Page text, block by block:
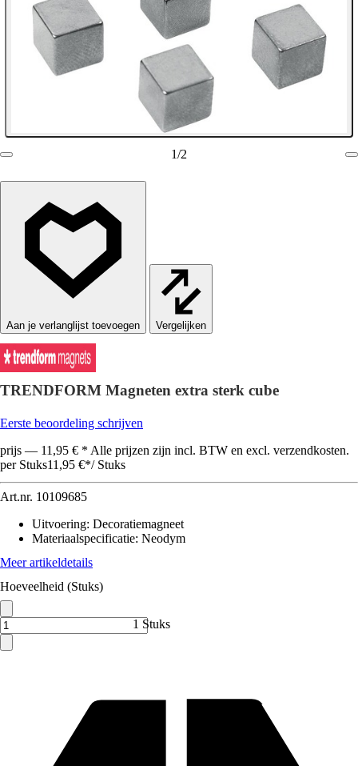
1/2
Vergelijken
TRENDFORM Magneten extra sterk cube
Eerste beoordeling schrijven
prijs — 11,95 € * Alle prijzen zijn incl. BTW en excl. verzendkosten.
per Stuks11,95 €*/ Stuks
Art.nr. 10109685
Uitvoering: Decoratiemagneet
Materiaalspecificatie: Neodym
Meer artikeldetails
Hoeveelheid (Stuks)
1 Stuks